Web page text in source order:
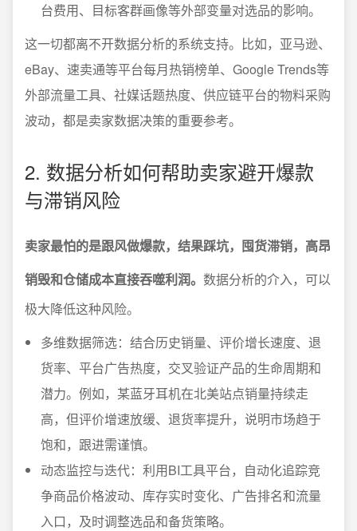
台费用、目标客群画像等外部变量对选品的影响。
这一切都离不开数据分析的系统支持。比如，亚马逊、
eBay、速卖通等平台每月热销榜单、Google Trends等
外部流量工具、社媒话题热度、供应链平台的物料采购
波动，都是卖家数据决策的重要参考。
2. 数据分析如何帮助卖家避开爆款
与滞销风险
卖家最怕的是跟风做爆款，结果踩坑，囤货滞销，高昂
销毁和仓储成本直接吞噬利润。 数据分析的介入，可以
极大降低这种风险。
多维数据筛选：结合历史销量、评价增长速度、退
货率、平台广告热度，交叉验证产品的生命周期和
潜力。例如，某蓝牙耳机在北美站点销量持续走
高，但评价增速放缓、退货率提升，说明市场趋于
饱和，跟进需谨慎。
动态监控与迭代：利用BI工具平台，自动化追踪竞
争商品价格波动、库存实时变化、广告排名和流量
入口，及时调整选品和备货策略。